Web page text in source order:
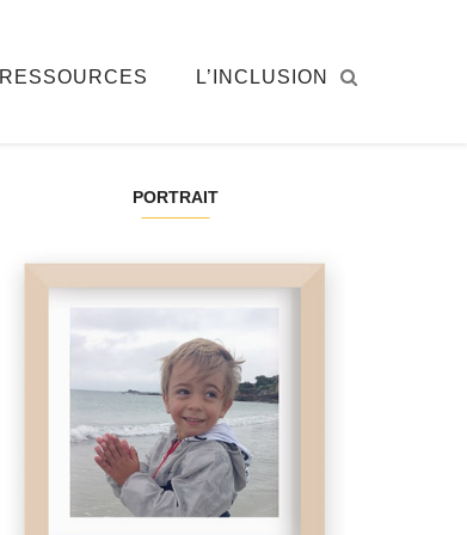
RESSOURCES L’INCLUSION
PORTRAIT